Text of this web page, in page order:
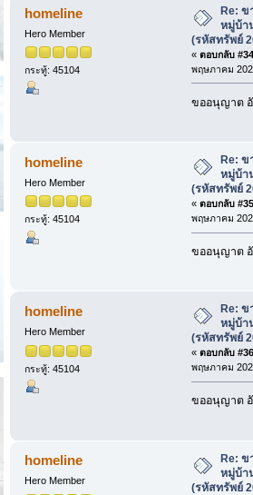
homeline
Hero Member
กระทู้: 45104
Re: ข
หมู่บ้า
(รหัสทรัพย์
« ตอบกลับ
พฤษภาคม
ขออนุญาต
homeline
Hero Member
กระทู้: 45104
Re: ข
หมู่บ้า
(รหัสทรัพย์
« ตอบกลับ
พฤษภาคม
ขออนุญาต
homeline
Hero Member
กระทู้: 45104
Re: ข
หมู่บ้า
(รหัสทรัพย์
« ตอบกลับ
พฤษภาคม
ขออนุญาต
homeline
Hero Member
Re: ข
หมู่บ้า
(รหัสทรัพย์